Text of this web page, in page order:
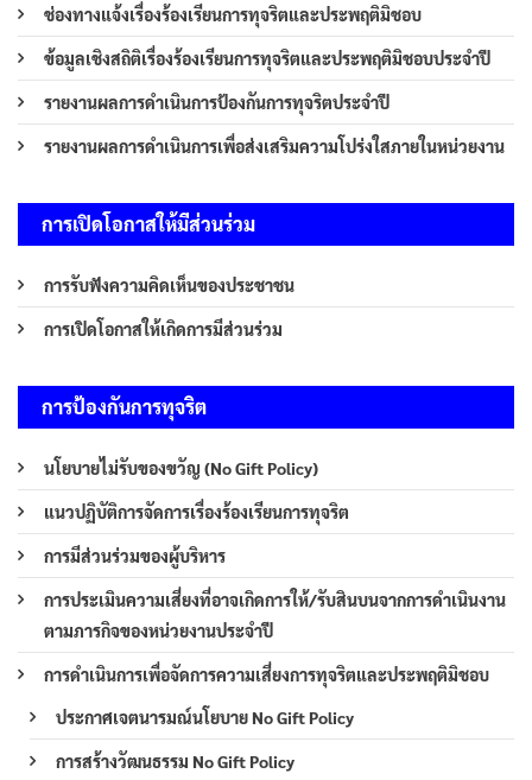
ช่องทางแจ้งเรื่องร้องเรียนการทุจริตและประพฤติมิชอบ
ข้อมูลเชิงสถิติเรื่องร้องเรียนการทุจริตและประพฤติมิชอบประจำปี
รายงานผลการดำเนินการป้องกันการทุจริตประจำปี
รายงานผลการดำเนินการเพื่อส่งเสริมความโปร่งใสภายในหน่วยงาน
การเปิดโอกาสให้มีส่วนร่วม
การรับฟังความคิดเห็นของประชาชน
การเปิดโอกาสให้เกิดการมีส่วนร่วม
การป้องกันการทุจริต
นโยบายไม่รับของขวัญ (No Gift Policy)
แนวปฏิบัติการจัดการเรื่องร้องเรียนการทุจริต
การมีส่วนร่วมของผู้บริหาร
การประเมินความเสี่ยงที่อาจเกิดการให้/รับสินบนจากการดำเนินงาน
ตามภารกิจของหน่วยงานประจำปี
การดำเนินการเพื่อจัดการความเสี่ยงการทุจริตและประพฤติมิชอบ
ประกาศเจตนารมณ์นโยบาย No Gift Policy
การสร้างวัฒนธรรม No Gift Policy